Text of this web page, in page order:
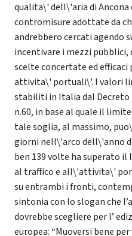
qualita\' dell\'aria di Ancona
contromisure adottate da
andrebbero cercati agendo
incentivare i mezzi pubblici,
scelte concertate ed
attivita\' portuali\'. I valori
stabiliti in Italia dal Decreto
n.60, in base al quale il
tale soglia, al massimo,
giorni nell\'arco dell\'anno
ben 139 volte ha superato
al traffico e all\'attivita\'
su entrambi i fronti,
sintonia con lo slogan che
dovrebbe scegliere per l’
europea: “Muoversi bene